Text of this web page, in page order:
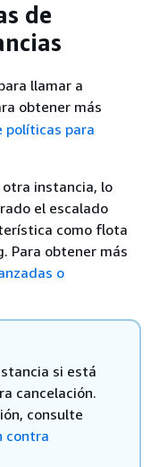
de
llamar a
obtener más
políticas para
instancia, lo
el escalado
como flota
Para obtener más
o
si está
cancelación.
consulte
contra